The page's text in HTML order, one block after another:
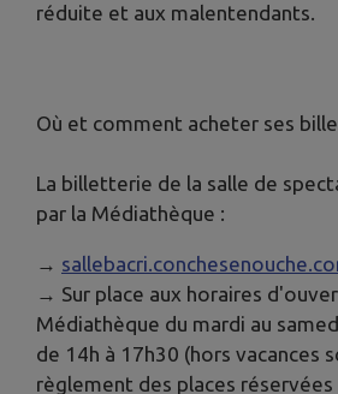
réduite et aux malentendants.
Où et comment acheter ses
La billetterie de la salle de
par la Médiathèque :
→
→ Sur place aux horaires
Médiathèque du mardi au
de 14h à 17h30 (hors vacances
règlement des places